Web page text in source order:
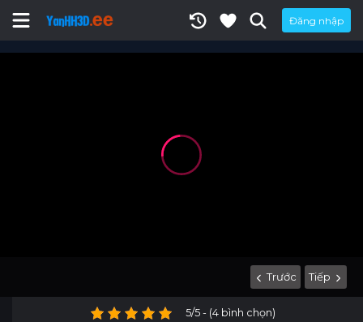
Đăng nhập
Trước Tiếp
5/5 - (4 bình chọn)